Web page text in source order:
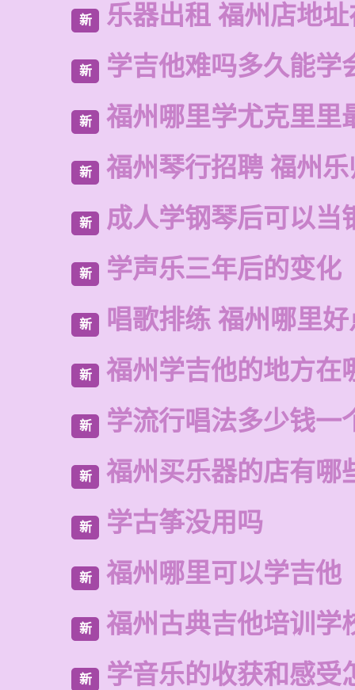
新 乐器出租 福州店地
新 学吉他难吗多久能学
新 福州哪里学尤克里里
新 福州琴行招聘 福州乐
新 成人学钢琴后可以当
新 学声乐三年后的变化
新 唱歌排练 福州哪里好
新 福州学吉他的地方在
新 学流行唱法多少钱一
新 福州买乐器的店有哪
新 学古筝没用吗
新 福州哪里可以学吉他
新 福州古典吉他培训学
新 学音乐的收获和感受